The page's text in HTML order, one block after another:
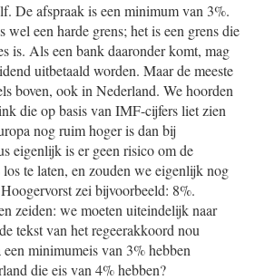
De afspraak is een minimum van 3%.
een harde grens; het is een grens die
is. Als een bank daaronder komt, mag
uitbetaald worden. Maar de meeste
boven, ook in Nederland. We hoorden
die op basis van IMF-cijfers liet zien
nog ruim hoger is dan bij
eigenlijk is er geen risico om de
te laten, en zouden we eigenlijk nog
zei bijvoorbeeld: 8%.
zeiden: we moeten uiteindelijk naar
tekst van het regeerakkoord nou
minimumeis van 3% hebben
die eis van 4% hebben?